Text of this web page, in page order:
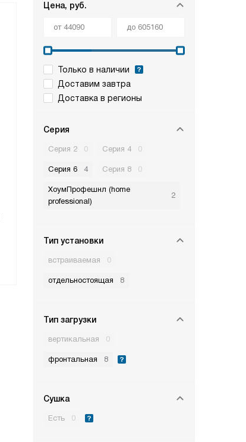
Цена, руб.
Только в наличии
Доставим завтра
Доставка в регионы
Серия
Серия 2 0 Серия 4 0
Серия 6 4 Серия 8 0
ХоумПрофешнл (home
professional)
2
Тип установки
встраиваемая 0
отдельностоящая 8
Тип загрузки
вертикальная 0
фронтальная 8
Сушка
Есть 0